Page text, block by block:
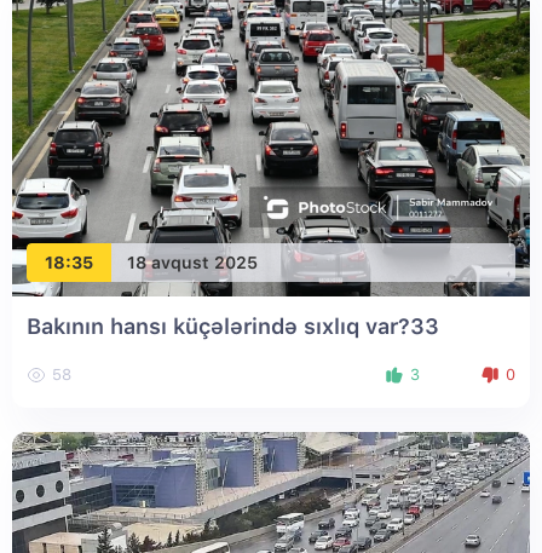
18:35 18 avqust 2025
Bakının hansı küçələrində sıxlıq var?33
58 3 0